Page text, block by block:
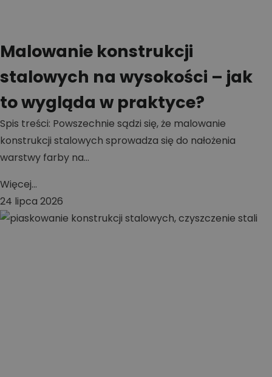
Malowanie konstrukcji
stalowych na wysokości – jak
to wygląda w praktyce?
Spis treści: Powszechnie sądzi się, że malowanie
konstrukcji stalowych sprowadza się do nałożenia
warstwy farby na...
Więcej...
24 lipca 2026